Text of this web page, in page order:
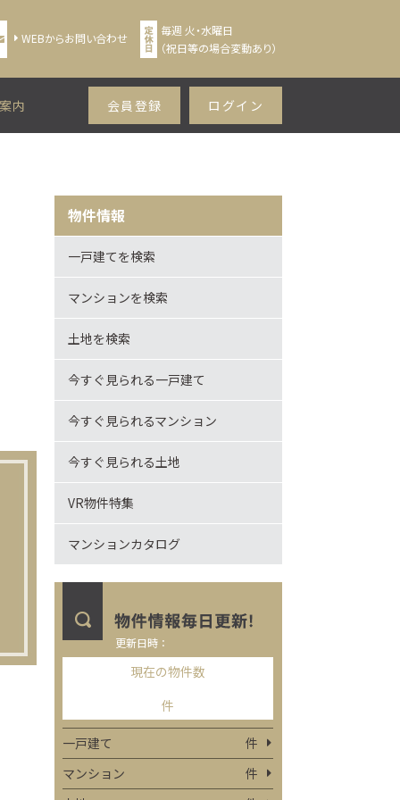
WEBからお問い合わせ
毎週 火・水曜日
（祝日等の場合変動あり）
内 会員登録 ログイン
物件情報
一戸建てを検索
マンションを検索
土地を検索
今すぐ見られる一戸建て
今すぐ見られるマンション
今すぐ見られる土地
VR物件特集
マンションカタログ
更新日時：
現在の物件数
件
一戸建て
件
マンション
件